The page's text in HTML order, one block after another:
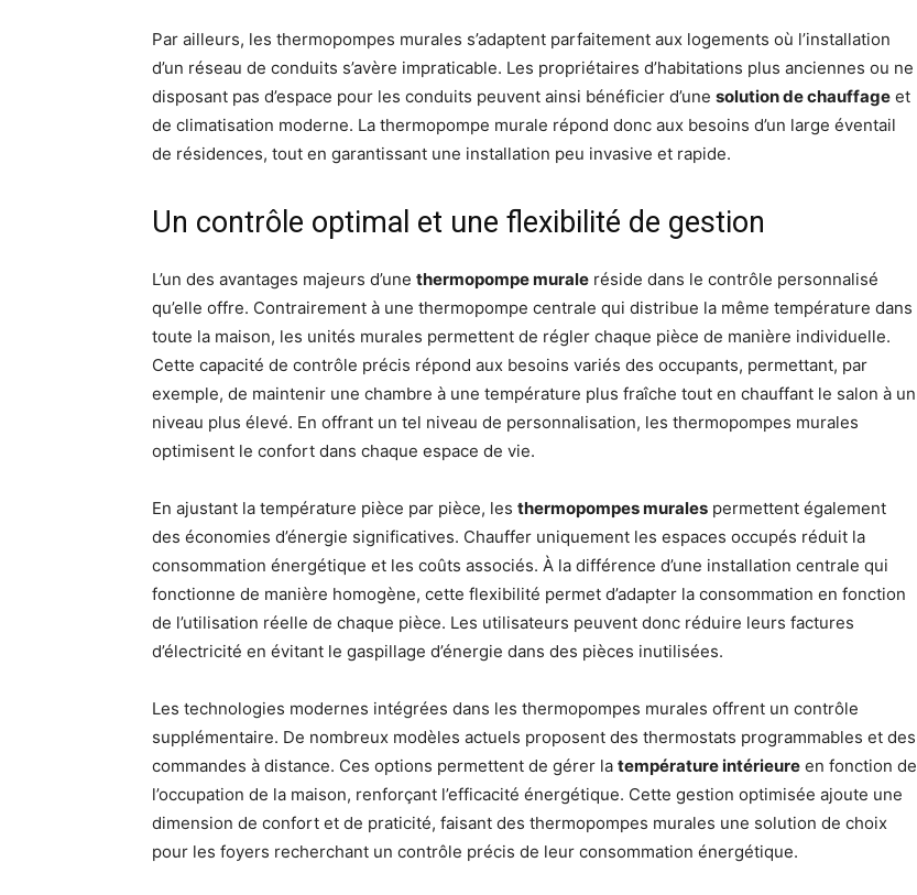
Par ailleurs, les thermopompes murales s’adaptent parfaitement aux logements où l’installation
d’un réseau de conduits s’avère impraticable. Les propriétaires d’habitations plus anciennes ou ne
disposant pas d’espace pour les conduits peuvent ainsi bénéficier d’une solution de chauffage et
de climatisation moderne. La thermopompe murale répond donc aux besoins d’un large éventail
de résidences, tout en garantissant une installation peu invasive et rapide.
Un contrôle optimal et une flexibilité de gestion
L’un des avantages majeurs d’une thermopompe murale réside dans le contrôle personnalisé
qu’elle offre. Contrairement à une thermopompe centrale qui distribue la même température dans
toute la maison, les unités murales permettent de régler chaque pièce de manière individuelle.
Cette capacité de contrôle précis répond aux besoins variés des occupants, permettant, par
exemple, de maintenir une chambre à une température plus fraîche tout en chauffant le salon à un
niveau plus élevé. En offrant un tel niveau de personnalisation, les thermopompes murales
optimisent le confort dans chaque espace de vie.
En ajustant la température pièce par pièce, les thermopompes murales permettent également
des économies d’énergie significatives. Chauffer uniquement les espaces occupés réduit la
consommation énergétique et les coûts associés. À la différence d’une installation centrale qui
fonctionne de manière homogène, cette flexibilité permet d’adapter la consommation en fonction
de l’utilisation réelle de chaque pièce. Les utilisateurs peuvent donc réduire leurs factures
d’électricité en évitant le gaspillage d’énergie dans des pièces inutilisées.
Les technologies modernes intégrées dans les thermopompes murales offrent un contrôle
supplémentaire. De nombreux modèles actuels proposent des thermostats programmables et des
commandes à distance. Ces options permettent de gérer la température intérieure en fonction de
l’occupation de la maison, renforçant l’efficacité énergétique. Cette gestion optimisée ajoute une
dimension de confort et de praticité, faisant des thermopompes murales une solution de choix
pour les foyers recherchant un contrôle précis de leur consommation énergétique.